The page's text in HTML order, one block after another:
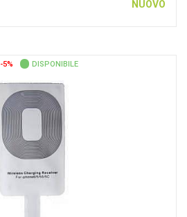
NUOVO
-5% DISPONIBILE